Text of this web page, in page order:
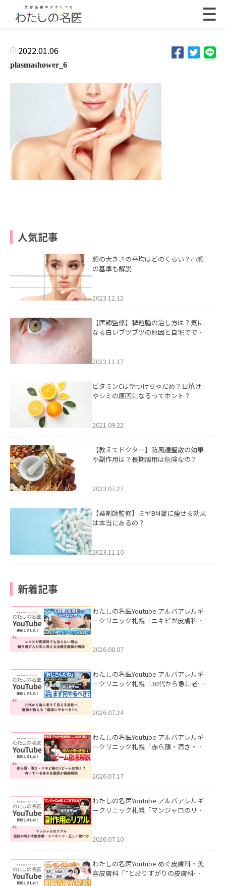
2022.01.06
plasmashower_6
人気記事
顔の大きさの平均はどのくらい？小顔
の基準も解説
2023.12.12
【医師監修】稗粒腫の治し方は？気に
なる白いブツブツの原因と自宅ででき
2023.11.17
ビタミンCは朝つけちゃだめ？日焼け
やシミの原因になるってホント？
2021.09.22
【教えてドクター】防風通聖散の効果
や副作用は？長期服用は危険なの？
2023.07.27
【薬剤師監修】ミヤBM錠に痩せる効果
は本当にあるの？
2023.11.10
新着記事
わたしの名医Youtube アルバアレルギ
ークリニック札幌「ニキビが皮膚科で
ました。
2026.08.07
わたしの名医Youtube アルバアレルギ
ークリニック札幌「30代から急に老け
た。
2026.07.24
わたしの名医Youtube アルバアレルギ
ークリニック札幌「赤ら顔・酒さ・ニ
した。
2026.07.17
わたしの名医Youtube アルバアレルギ
ークリニック札幌「マンジャロのリア
た。
2026.07.10
わたしの名医Youtube めぐ皮膚科・美
容皮膚科「”とおりすがりの皮膚科